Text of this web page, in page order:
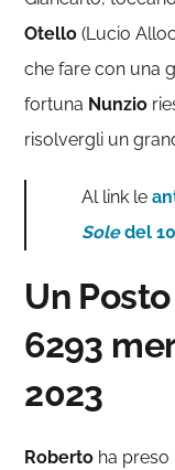
Otello(Lucio
che fare con una
fortuna Nunzio
risolvergli un
Al link le
Soledel
Un
6293
2023
Roberto ha preso